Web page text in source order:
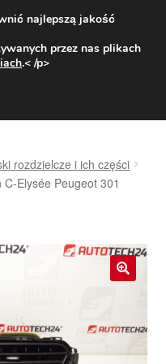
31 zł
800 003 167
rozdzielcze i ich części
Elysée Peugeot 301
najlepszą jakość
przez nas plikach
.< /p>